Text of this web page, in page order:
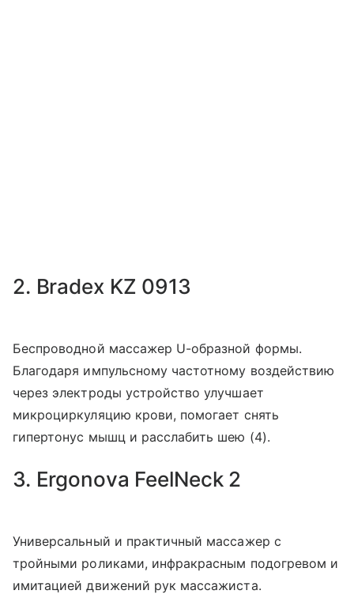
2. Bradex KZ 0913
Беспроводной массажер U-образной формы.
Благодаря импульсному частотному воздействию
через электроды устройство улучшает
микроциркуляцию крови, помогает снять
гипертонус мышц и расслабить шею (4).
3. Ergonova FeelNeck 2
Универсальный и практичный массажер с
тройными роликами, инфракрасным подогревом и
имитацией движений рук массажиста.